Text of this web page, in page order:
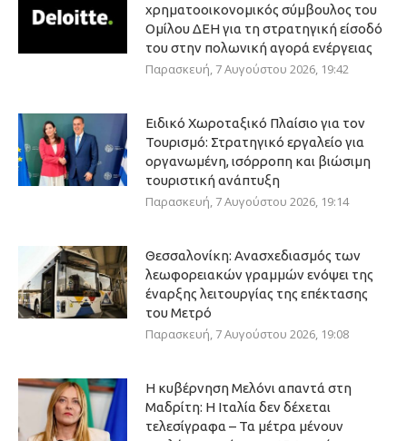
χρηματοοικονομικός σύμβουλος του
Ομίλου ΔΕΗ για τη στρατηγική είσοδό
του στην πολωνική αγορά ενέργειας
Παρασκευή, 7 Αυγούστου 2026, 19:42
Ειδικό Χωροταξικό Πλαίσιο για τον
Τουρισμό: Στρατηγικό εργαλείο για
οργανωμένη, ισόρροπη και βιώσιμη
τουριστική ανάπτυξη
Παρασκευή, 7 Αυγούστου 2026, 19:14
Θεσσαλονίκη: Ανασχεδιασμός των
λεωφορειακών γραμμών ενόψει της
έναρξης λειτουργίας της επέκτασης
του Μετρό
Παρασκευή, 7 Αυγούστου 2026, 19:08
Η κυβέρνηση Μελόνι απαντά στη
Μαδρίτη: Η Ιταλία δεν δέχεται
τελεσίγραφα – Τα μέτρα μένουν